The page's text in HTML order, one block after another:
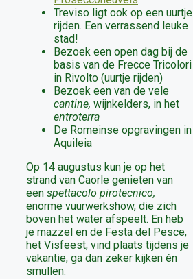
Treviso ligt ook op een uurtje
rijden. Een verrassend leuke
stad!
Bezoek een open dag bij de
basis van de Frecce Tricolori
in Rivolto (uurtje rijden)
Bezoek een van de vele
cantine, wijnkelders, in het
entroterra
De Romeinse opgravingen in
Aquileia
Op 14 augustus kun je op het
strand van Caorle genieten van
een spettacolo pirotecnico,
enorme vuurwerkshow, die zich
boven het water afspeelt. En heb
je mazzel en de Festa del Pesce,
het Visfeest, vind plaats tijdens je
vakantie, ga dan zeker kijken én
smullen.